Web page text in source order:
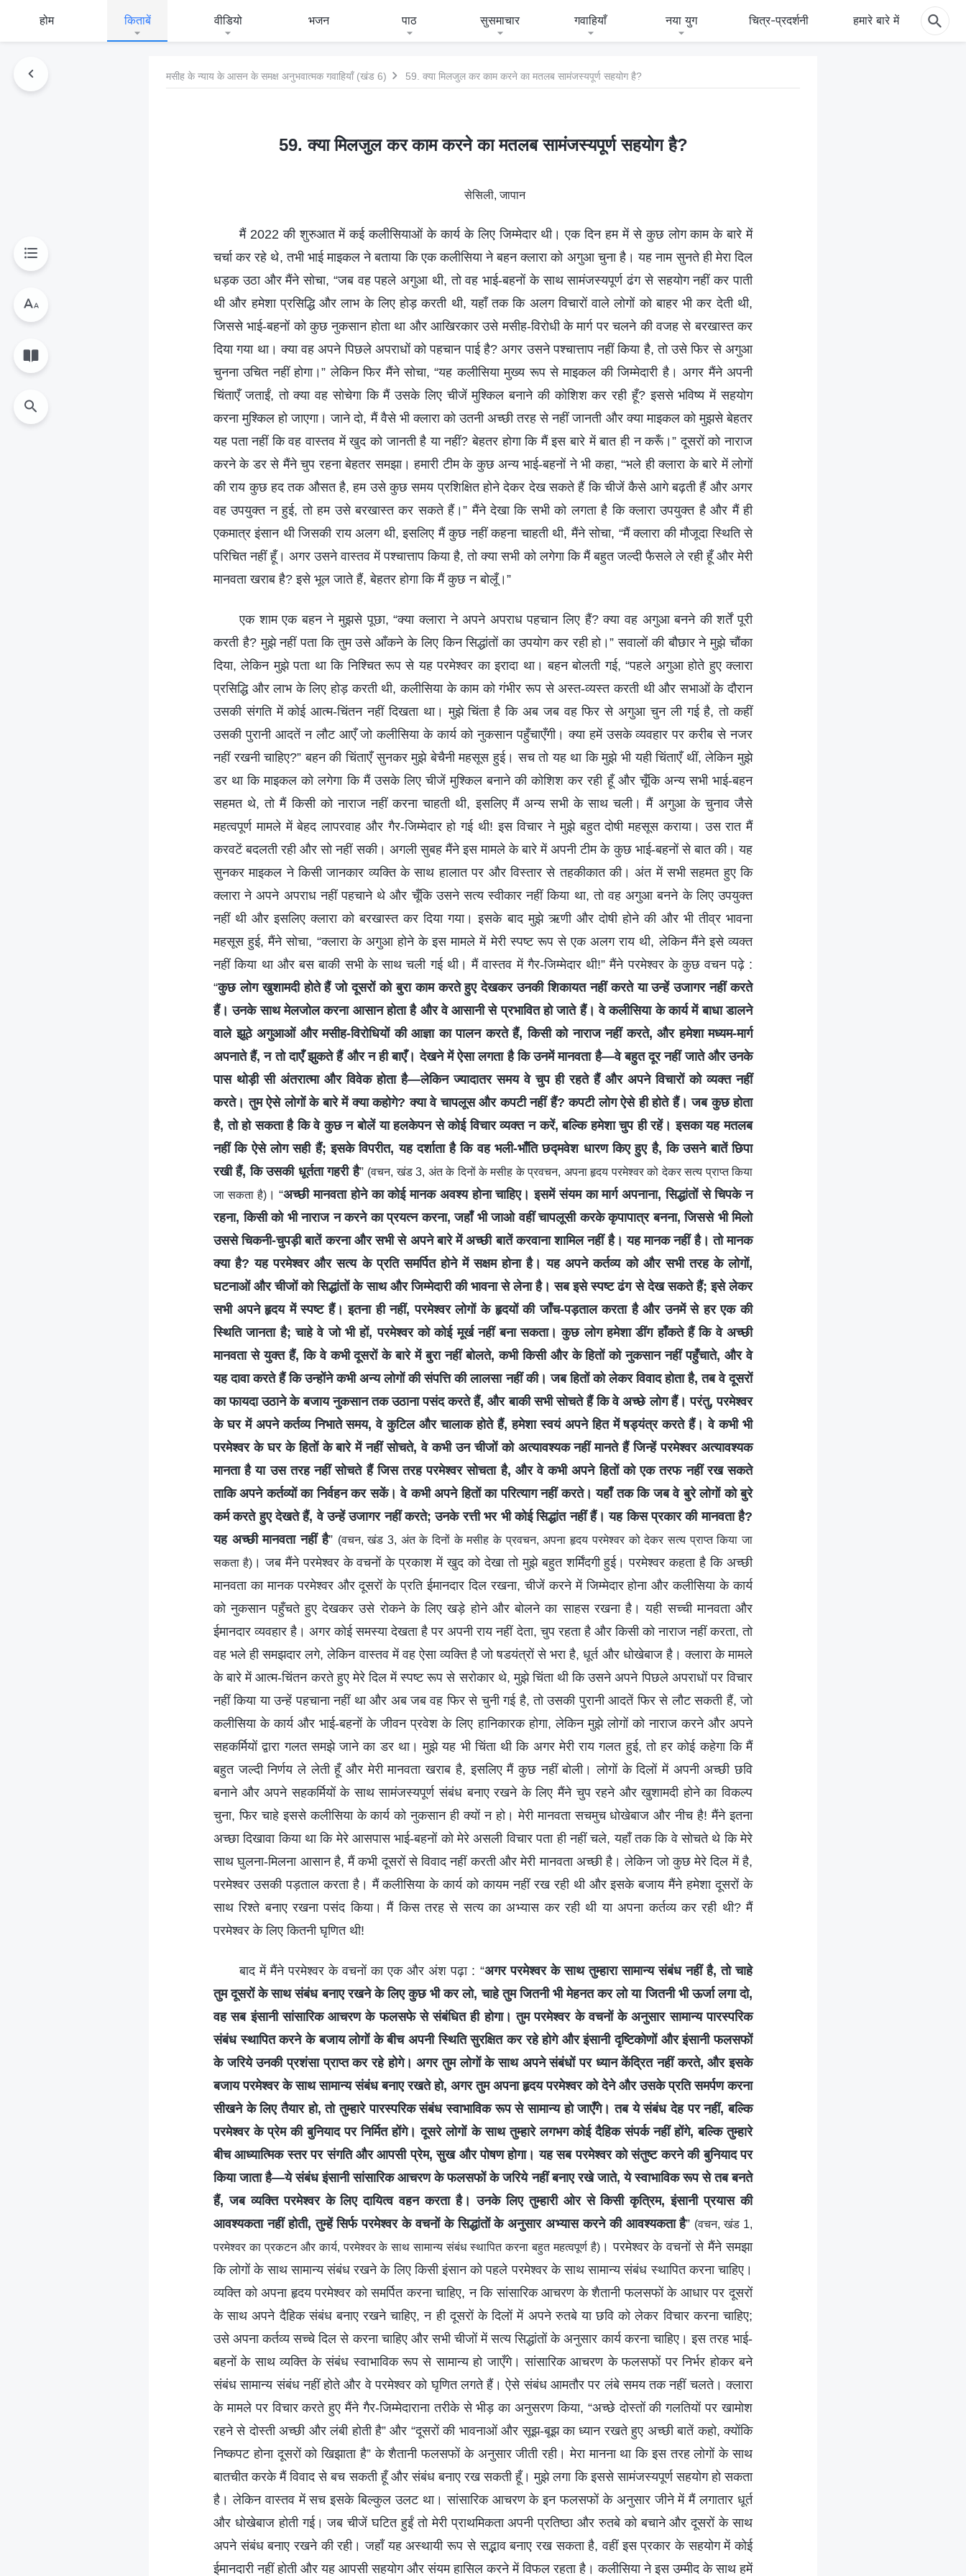
होम किताबें वीडियो भजन पाठ सुसमाचार गवाहियाँ नया युग चित्र-प्रदर्शनी हमारे बारे में
मसीह के न्याय के आसन के समक्ष अनुभवात्मक गवाहियाँ (खंड 6) 59. क्या मिलजुल कर काम करने का मतलब सामंजस्यपूर्ण सहयोग है?
59. क्या मिलजुल कर काम करने का मतलब सामंजस्यपूर्ण सहयोग है?
सेसिली, जापान
मैं 2022 की शुरुआत में कई कलीसियाओं के कार्य के लिए जिम्मेदार थी। एक दिन हम में से कुछ लोग काम के बारे में
चर्चा कर रहे थे, तभी भाई माइकल ने बताया कि एक कलीसिया ने बहन क्लारा को अगुआ चुना है। यह नाम सुनते ही मेरा दिल
धड़क उठा और मैंने सोचा, “जब वह पहले अगुआ थी, तो वह भाई-बहनों के साथ सामंजस्यपूर्ण ढंग से सहयोग नहीं कर पाती
थी और हमेशा प्रसिद्धि और लाभ के लिए होड़ करती थी, यहाँ तक कि अलग विचारों वाले लोगों को बाहर भी कर देती थी,
जिससे भाई-बहनों को कुछ नुकसान होता था और आखिरकार उसे मसीह-विरोधी के मार्ग पर चलने की वजह से बरखास्त कर
दिया गया था। क्या वह अपने पिछले अपराधों को पहचान पाई है? अगर उसने पश्चात्ताप नहीं किया है, तो उसे फिर से अगुआ
चुनना उचित नहीं होगा।” लेकिन फिर मैंने सोचा, “यह कलीसिया मुख्य रूप से माइकल की जिम्मेदारी है। अगर मैंने अपनी
चिंताएँ जताईं, तो क्या वह सोचेगा कि मैं उसके लिए चीजें मुश्किल बनाने की कोशिश कर रही हूँ? इससे भविष्य में सहयोग
करना मुश्किल हो जाएगा। जाने दो, मैं वैसे भी क्लारा को उतनी अच्छी तरह से नहीं जानती और क्या माइकल को मुझसे बेहतर
यह पता नहीं कि वह वास्तव में खुद को जानती है या नहीं? बेहतर होगा कि मैं इस बारे में बात ही न करूँ।” दूसरों को नाराज
करने के डर से मैंने चुप रहना बेहतर समझा। हमारी टीम के कुछ अन्य भाई-बहनों ने भी कहा, “भले ही क्लारा के बारे में लोगों
की राय कुछ हद तक औसत है, हम उसे कुछ समय प्रशिक्षित होने देकर देख सकते हैं कि चीजें कैसे आगे बढ़ती हैं और अगर
वह उपयुक्त न हुई, तो हम उसे बरखास्त कर सकते हैं।” मैंने देखा कि सभी को लगता है कि क्लारा उपयुक्त है और मैं ही
एकमात्र इंसान थी जिसकी राय अलग थी, इसलिए मैं कुछ नहीं कहना चाहती थी, मैंने सोचा, “मैं क्लारा की मौजूदा स्थिति से
परिचित नहीं हूँ। अगर उसने वास्तव में पश्चात्ताप किया है, तो क्या सभी को लगेगा कि मैं बहुत जल्दी फैसले ले रही हूँ और मेरी
मानवता खराब है? इसे भूल जाते हैं, बेहतर होगा कि मैं कुछ न बोलूँ।”
एक शाम एक बहन ने मुझसे पूछा, “क्या क्लारा ने अपने अपराध पहचान लिए हैं? क्या वह अगुआ बनने की शर्तें पूरी
करती है? मुझे नहीं पता कि तुम उसे आँकने के लिए किन सिद्धांतों का उपयोग कर रही हो।” सवालों की बौछार ने मुझे चौंका
दिया, लेकिन मुझे पता था कि निश्चित रूप से यह परमेश्वर का इरादा था। बहन बोलती गई, “पहले अगुआ होते हुए क्लारा
प्रसिद्धि और लाभ के लिए होड़ करती थी, कलीसिया के काम को गंभीर रूप से अस्त-व्यस्त करती थी और सभाओं के दौरान
उसकी संगति में कोई आत्म-चिंतन नहीं दिखता था। मुझे चिंता है कि अब जब वह फिर से अगुआ चुन ली गई है, तो कहीं
उसकी पुरानी आदतें न लौट आएँ जो कलीसिया के कार्य को नुकसान पहुँचाएँगी। क्या हमें उसके व्यवहार पर करीब से नजर
नहीं रखनी चाहिए?” बहन की चिंताएँ सुनकर मुझे बेचैनी महसूस हुई। सच तो यह था कि मुझे भी यही चिंताएँ थीं, लेकिन मुझे
डर था कि माइकल को लगेगा कि मैं उसके लिए चीजें मुश्किल बनाने की कोशिश कर रही हूँ और चूँकि अन्य सभी भाई-बहन
सहमत थे, तो मैं किसी को नाराज नहीं करना चाहती थी, इसलिए मैं अन्य सभी के साथ चली। मैं अगुआ के चुनाव जैसे
महत्वपूर्ण मामले में बेहद लापरवाह और गैर-जिम्मेदार हो गई थी! इस विचार ने मुझे बहुत दोषी महसूस कराया। उस रात मैं
करवटें बदलती रही और सो नहीं सकी। अगली सुबह मैंने इस मामले के बारे में अपनी टीम के कुछ भाई-बहनों से बात की। यह
सुनकर माइकल ने किसी जानकार व्यक्ति के साथ हालात पर और विस्तार से तहकीकात की। अंत में सभी सहमत हुए कि
क्लारा ने अपने अपराध नहीं पहचाने थे और चूँकि उसने सत्य स्वीकार नहीं किया था, तो वह अगुआ बनने के लिए उपयुक्त
नहीं थी और इसलिए क्लारा को बरखास्त कर दिया गया। इसके बाद मुझे ऋणी और दोषी होने की और भी तीव्र भावना
महसूस हुई, मैंने सोचा, “क्लारा के अगुआ होने के इस मामले में मेरी स्पष्ट रूप से एक अलग राय थी, लेकिन मैंने इसे व्यक्त
नहीं किया था और बस बाकी सभी के साथ चली गई थी। मैं वास्तव में गैर-जिम्मेदार थी!” मैंने परमेश्वर के कुछ वचन पढ़े :
“कुछ लोग खुशामदी होते हैं जो दूसरों को बुरा काम करते हुए देखकर उनकी शिकायत नहीं करते या उन्हें उजागर नहीं करते
हैं। उनके साथ मेलजोल करना आसान होता है और वे आसानी से प्रभावित हो जाते हैं। वे कलीसिया के कार्य में बाधा डालने
वाले झूठे अगुआओं और मसीह-विरोधियों की आज्ञा का पालन करते हैं, किसी को नाराज नहीं करते, और हमेशा मध्यम-मार्ग
अपनाते हैं, न तो दाएँ झुकते हैं और न ही बाएँ। देखने में ऐसा लगता है कि उनमें मानवता है—वे बहुत दूर नहीं जाते और उनके
पास थोड़ी सी अंतरात्मा और विवेक होता है—लेकिन ज्यादातर समय वे चुप ही रहते हैं और अपने विचारों को व्यक्त नहीं
करते। तुम ऐसे लोगों के बारे में क्या कहोगे? क्या वे चापलूस और कपटी नहीं हैं? कपटी लोग ऐसे ही होते हैं। जब कुछ होता
है, तो हो सकता है कि वे कुछ न बोलें या हलकेपन से कोई विचार व्यक्त न करें, बल्कि हमेशा चुप ही रहें। इसका यह मतलब
नहीं कि ऐसे लोग सही हैं; इसके विपरीत, यह दर्शाता है कि वह भली-भाँति छद्मवेश धारण किए हुए है, कि उसने बातें छिपा
रखी हैं, कि उसकी धूर्तता गहरी है” (वचन, खंड 3, अंत के दिनों के मसीह के प्रवचन, अपना हृदय परमेश्वर को देकर सत्य प्राप्त किया
जा सकता है)। “अच्छी मानवता होने का कोई मानक अवश्य होना चाहिए। इसमें संयम का मार्ग अपनाना, सिद्धांतों से चिपके न
रहना, किसी को भी नाराज न करने का प्रयत्न करना, जहाँ भी जाओ वहीं चापलूसी करके कृपापात्र बनना, जिससे भी मिलो
उससे चिकनी-चुपड़ी बातें करना और सभी से अपने बारे में अच्छी बातें करवाना शामिल नहीं है। यह मानक नहीं है। तो मानक
क्या है? यह परमेश्वर और सत्य के प्रति समर्पित होने में सक्षम होना है। यह अपने कर्तव्य को और सभी तरह के लोगों,
घटनाओं और चीजों को सिद्धांतों के साथ और जिम्मेदारी की भावना से लेना है। सब इसे स्पष्ट ढंग से देख सकते हैं; इसे लेकर
सभी अपने हृदय में स्पष्ट हैं। इतना ही नहीं, परमेश्वर लोगों के हृदयों की जाँच-पड़ताल करता है और उनमें से हर एक की
स्थिति जानता है; चाहे वे जो भी हों, परमेश्वर को कोई मूर्ख नहीं बना सकता। कुछ लोग हमेशा डींग हाँकते हैं कि वे अच्छी
मानवता से युक्त हैं, कि वे कभी दूसरों के बारे में बुरा नहीं बोलते, कभी किसी और के हितों को नुकसान नहीं पहुँचाते, और वे
यह दावा करते हैं कि उन्होंने कभी अन्य लोगों की संपत्ति की लालसा नहीं की। जब हितों को लेकर विवाद होता है, तब वे दूसरों
का फायदा उठाने के बजाय नुकसान तक उठाना पसंद करते हैं, और बाकी सभी सोचते हैं कि वे अच्छे लोग हैं। परंतु, परमेश्वर
के घर में अपने कर्तव्य निभाते समय, वे कुटिल और चालाक होते हैं, हमेशा स्वयं अपने हित में षड्यंत्र करते हैं। वे कभी भी
परमेश्वर के घर के हितों के बारे में नहीं सोचते, वे कभी उन चीजों को अत्यावश्यक नहीं मानते हैं जिन्हें परमेश्वर अत्यावश्यक
मानता है या उस तरह नहीं सोचते हैं जिस तरह परमेश्वर सोचता है, और वे कभी अपने हितों को एक तरफ नहीं रख सकते
ताकि अपने कर्तव्यों का निर्वहन कर सकें। वे कभी अपने हितों का परित्याग नहीं करते। यहाँ तक कि जब वे बुरे लोगों को बुरे
कर्म करते हुए देखते हैं, वे उन्हें उजागर नहीं करते; उनके रत्ती भर भी कोई सिद्धांत नहीं हैं। यह किस प्रकार की मानवता है?
यह अच्छी मानवता नहीं है” (वचन, खंड 3, अंत के दिनों के मसीह के प्रवचन, अपना हृदय परमेश्वर को देकर सत्य प्राप्त किया जा
सकता है)। जब मैंने परमेश्वर के वचनों के प्रकाश में खुद को देखा तो मुझे बहुत शर्मिंदगी हुई। परमेश्वर कहता है कि अच्छी
मानवता का मानक परमेश्वर और दूसरों के प्रति ईमानदार दिल रखना, चीजें करने में जिम्मेदार होना और कलीसिया के कार्य
को नुकसान पहुँचते हुए देखकर उसे रोकने के लिए खड़े होने और बोलने का साहस रखना है। यही सच्ची मानवता और
ईमानदार व्यवहार है। अगर कोई समस्या देखता है पर अपनी राय नहीं देता, चुप रहता है और किसी को नाराज नहीं करता, तो
वह भले ही समझदार लगे, लेकिन वास्तव में वह ऐसा व्यक्ति है जो षडयंत्रों से भरा है, धूर्त और धोखेबाज है। क्लारा के मामले
के बारे में आत्म-चिंतन करते हुए मेरे दिल में स्पष्ट रूप से सरोकार थे, मुझे चिंता थी कि उसने अपने पिछले अपराधों पर विचार
नहीं किया या उन्हें पहचाना नहीं था और अब जब वह फिर से चुनी गई है, तो उसकी पुरानी आदतें फिर से लौट सकती हैं, जो
कलीसिया के कार्य और भाई-बहनों के जीवन प्रवेश के लिए हानिकारक होगा, लेकिन मुझे लोगों को नाराज करने और अपने
सहकर्मियों द्वारा गलत समझे जाने का डर था। मुझे यह भी चिंता थी कि अगर मेरी राय गलत हुई, तो हर कोई कहेगा कि मैं
बहुत जल्दी निर्णय ले लेती हूँ और मेरी मानवता खराब है, इसलिए मैं कुछ नहीं बोली। लोगों के दिलों में अपनी अच्छी छवि
बनाने और अपने सहकर्मियों के साथ सामंजस्यपूर्ण संबंध बनाए रखने के लिए मैंने चुप रहने और खुशामदी होने का विकल्प
चुना, फिर चाहे इससे कलीसिया के कार्य को नुकसान ही क्यों न हो। मेरी मानवता सचमुच धोखेबाज और नीच है! मैंने इतना
अच्छा दिखावा किया था कि मेरे आसपास भाई-बहनों को मेरे असली विचार पता ही नहीं चले, यहाँ तक कि वे सोचते थे कि मेरे
साथ घुलना-मिलना आसान है, मैं कभी दूसरों से विवाद नहीं करती और मेरी मानवता अच्छी है। लेकिन जो कुछ मेरे दिल में है,
परमेश्वर उसकी पड़ताल करता है। मैं कलीसिया के कार्य को कायम नहीं रख रही थी और इसके बजाय मैंने हमेशा दूसरों के
साथ रिश्ते बनाए रखना पसंद किया। मैं किस तरह से सत्य का अभ्यास कर रही थी या अपना कर्तव्य कर रही थी? मैं
परमेश्वर के लिए कितनी घृणित थी!
बाद में मैंने परमेश्वर के वचनों का एक और अंश पढ़ा : “अगर परमेश्वर के साथ तुम्हारा सामान्य संबंध नहीं है, तो चाहे
तुम दूसरों के साथ संबंध बनाए रखने के लिए कुछ भी कर लो, चाहे तुम जितनी भी मेहनत कर लो या जितनी भी ऊर्जा लगा दो,
वह सब इंसानी सांसारिक आचरण के फलसफे से संबंधित ही होगा। तुम परमेश्वर के वचनों के अनुसार सामान्य पारस्परिक
संबंध स्थापित करने के बजाय लोगों के बीच अपनी स्थिति सुरक्षित कर रहे होगे और इंसानी दृष्टिकोणों और इंसानी फलसफों
के जरिये उनकी प्रशंसा प्राप्त कर रहे होगे। अगर तुम लोगों के साथ अपने संबंधों पर ध्यान केंद्रित नहीं करते, और इसके
बजाय परमेश्वर के साथ सामान्य संबंध बनाए रखते हो, अगर तुम अपना हृदय परमेश्वर को देने और उसके प्रति समर्पण करना
सीखने के लिए तैयार हो, तो तुम्हारे पारस्परिक संबंध स्वाभाविक रूप से सामान्य हो जाएँगे। तब ये संबंध देह पर नहीं, बल्कि
परमेश्वर के प्रेम की बुनियाद पर निर्मित होंगे। दूसरे लोगों के साथ तुम्हारे लगभग कोई दैहिक संपर्क नहीं होंगे, बल्कि तुम्हारे
बीच आध्यात्मिक स्तर पर संगति और आपसी प्रेम, सुख और पोषण होगा। यह सब परमेश्वर को संतुष्ट करने की बुनियाद पर
किया जाता है—ये संबंध इंसानी सांसारिक आचरण के फलसफों के जरिये नहीं बनाए रखे जाते, ये स्वाभाविक रूप से तब बनते
हैं, जब व्यक्ति परमेश्वर के लिए दायित्व वहन करता है। उनके लिए तुम्हारी ओर से किसी कृत्रिम, इंसानी प्रयास की
आवश्यकता नहीं होती, तुम्हें सिर्फ परमेश्वर के वचनों के सिद्धांतों के अनुसार अभ्यास करने की आवश्यकता है” (वचन, खंड 1,
परमेश्वर का प्रकटन और कार्य, परमेश्वर के साथ सामान्य संबंध स्थापित करना बहुत महत्वपूर्ण है)। परमेश्वर के वचनों से मैंने समझा
कि लोगों के साथ सामान्य संबंध रखने के लिए किसी इंसान को पहले परमेश्वर के साथ सामान्य संबंध स्थापित करना चाहिए।
व्यक्ति को अपना हृदय परमेश्वर को समर्पित करना चाहिए, न कि सांसारिक आचरण के शैतानी फलसफों के आधार पर दूसरों
के साथ अपने दैहिक संबंध बनाए रखने चाहिए, न ही दूसरों के दिलों में अपने रुतबे या छवि को लेकर विचार करना चाहिए;
उसे अपना कर्तव्य सच्चे दिल से करना चाहिए और सभी चीजों में सत्य सिद्धांतों के अनुसार कार्य करना चाहिए। इस तरह भाई-
बहनों के साथ व्यक्ति के संबंध स्वाभाविक रूप से सामान्य हो जाएँगे। सांसारिक आचरण के फलसफों पर निर्भर होकर बने
संबंध सामान्य संबंध नहीं होते और वे परमेश्वर को घृणित लगते हैं। ऐसे संबंध आमतौर पर लंबे समय तक नहीं चलते। क्लारा
के मामले पर विचार करते हुए मैंने गैर-जिम्मेदाराना तरीके से भीड़ का अनुसरण किया, “अच्छे दोस्तों की गलतियों पर खामोश
रहने से दोस्ती अच्छी और लंबी होती है” और “दूसरों की भावनाओं और सूझ-बूझ का ध्यान रखते हुए अच्छी बातें कहो, क्योंकि
निष्कपट होना दूसरों को खिझाता है” के शैतानी फलसफों के अनुसार जीती रही। मेरा मानना था कि इस तरह लोगों के साथ
बातचीत करके मैं विवाद से बच सकती हूँ और संबंध बनाए रख सकती हूँ। मुझे लगा कि इससे सामंजस्यपूर्ण सहयोग हो सकता
है। लेकिन वास्तव में सच इसके बिल्कुल उलट था। सांसारिक आचरण के इन फलसफों के अनुसार जीने में मैं लगातार धूर्त
और धोखेबाज होती गई। जब चीजें घटित हुईं तो मेरी प्राथमिकता अपनी प्रतिष्ठा और रुतबे को बचाने और दूसरों के साथ
अपने संबंध बनाए रखने की रही। जहाँ यह अस्थायी रूप से सद्भाव बनाए रख सकता है, वहीं इस प्रकार के सहयोग में कोई
ईमानदारी नहीं होती और यह आपसी सहयोग और संयम हासिल करने में विफल रहता है। कलीसिया ने इस उम्मीद के साथ हमें